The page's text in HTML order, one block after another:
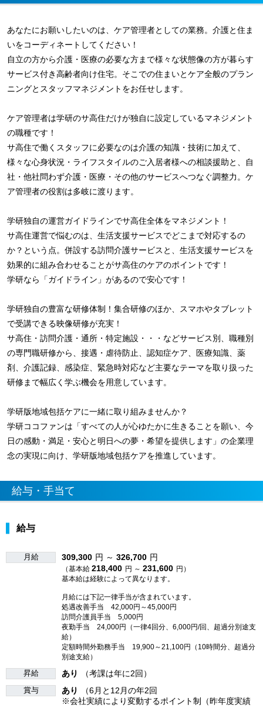
あなたにお願いしたいのは、ケア管理者としての業務。介護と住ま
いをコーディネートしてください！
自立の方から介護・医療の必要な方まで様々な状態像の方が暮らす
サービス付き高齢者向け住宅。そこでの住まいとケア全般のプラン
ニングとスタッフマネジメントをお任せします。
ケア管理者は学研のサ高住だけが独自に設定しているマネジメント
の職種です！
サ高住で働くスタッフに必要なのは介護の知識・技術に加えて、
様々な心身状況・ライフスタイルのご入居者様への相談援助と、自
社・他社問わず介護・医療・その他のサービスへつなぐ調整力。ケ
ア管理者の役割は多岐に渡ります。
学研独自の運営ガイドラインでサ高住全体をマネジメント！
サ高住運営で悩むのは、生活支援サービスでどこまで対応するの
か？という点。併設する訪問介護サービスと、生活支援サービスを
効果的に組み合わせることがサ高住のケアのポイントです！
学研なら「ガイドライン」があるので安心です！
学研独自の豊富な研修体制！集合研修のほか、スマホやタブレット
で受講できる映像研修が充実！
サ高住・訪問介護・通所・特定施設・・・などサービス別、職種別
の専門職研修から、接遇・虐待防止、認知症ケア、医療知識、薬
剤、介護記録、感染症、緊急時対応など主要なテーマを取り扱った
研修まで幅広く学ぶ機会を用意しています。
学研版地域包括ケアに一緒に取り組みませんか？
学研ココファンは「すべての人が心ゆたかに生きることを願い、今
日の感動・満足・安心と明日への夢・希望を提供します」の企業理
念の実現に向け、学研版地域包括ケアを推進しています。
給与・手当て
給与
月給 309,300 円 ～ 326,700 円
（基本給 218,400 円 ～ 231,600 円）
基本給は経験によって異なります。
月給には下記一律手当が含まれています。
処遇改善手当 42,000円～45,000円
訪問介護員手当 5,000円
夜勤手当 24,000円（一律4回分、6,000円/回、超過分別途支
給）
定額時間外勤務手当 19,900～21,100円（10時間分、超過分
別途支給）
昇給 あり （考課は年に2回）
賞与 あり
（6月と12月の年2回
※会社実績により変動するポイント制（昨年度実績